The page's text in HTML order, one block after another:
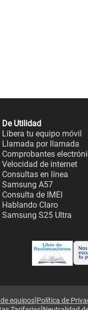
De Utilidad
Libera tu equipo móvil
Llamada por llamada
Comprobantes
Velocidad de internet
Consultas en línea
Samsung A57
Consulta de IMEI
Hablando Claro
Samsung S25 Ultra
equipos|Política de